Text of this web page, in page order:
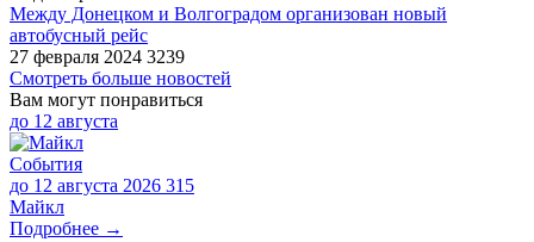
Между Донецком и Волгоградом организован новый
автобусный рейс
27 февраля 2024 3239
Смотреть больше новостей
Вам могут понравиться
до 12 августа
События
до 12 августа 2026 315
Майкл
Подробнее →